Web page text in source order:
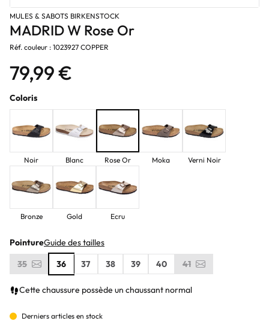
MULES & SABOTS BIRKENSTOCK
MADRID W Rose Or
Réf. couleur : 1023927 COPPER
79,99 €
Coloris
Noir Blanc Rose Or Moka Verni Noir
Bronze Gold Ecru
PointureGuide des tailles
35
36 37 38 39 40 41
Cette chaussure possède un chaussant normal
Derniers articles en stock